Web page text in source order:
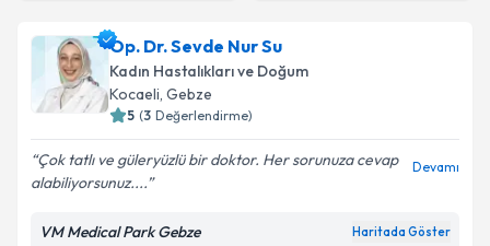
Op. Dr. Sevde Nur Su
Kadın Hastalıkları ve Doğum
Kocaeli, Gebze
5 (3 Değerlendirme)
Çok tatlı ve güleryüzlü bir doktor. Her sorunuza cevap
alabiliyorsunuz....
Devamı
VM Medical Park Gebze Haritada Göster